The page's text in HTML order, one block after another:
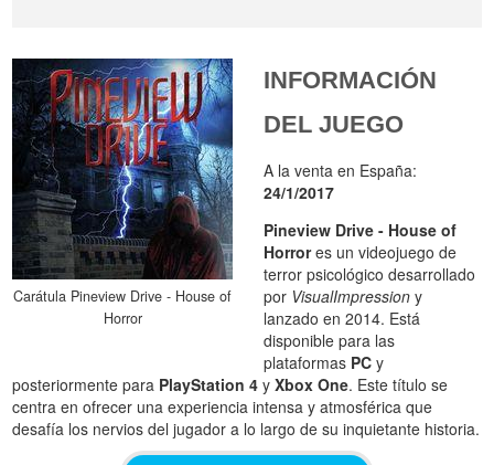
Carátula Pineview Drive - House of
Horror
INFORMACIÓN
DEL JUEGO
A la venta en España:
24/1/2017
Pineview Drive - House of
Horrores un videojuego de
terror psicológico desarrollado
por VisualImpression y
lanzado en 2014. Está
disponible para las
plataformas PC y
posteriormente para PlayStation 4 yXbox One. Este título se
centra en ofrecer una experiencia intensa y atmosférica que
desafía los nervios del jugador a lo largo de su inquietante historia.